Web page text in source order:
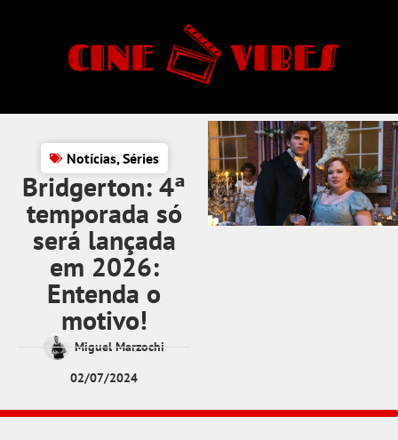
Notícias,Séries
Bridgerton: 4ª
temporada só
será lançada
em 2026:
Entenda o
motivo!
Miguel Marzochi
02/07/2024